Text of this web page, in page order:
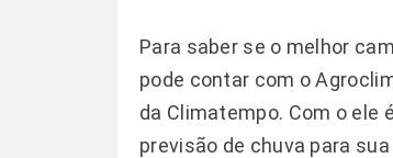
Para saber se o melhor
pode contar com o
da Climatempo. Com o ele
previsão de chuva para